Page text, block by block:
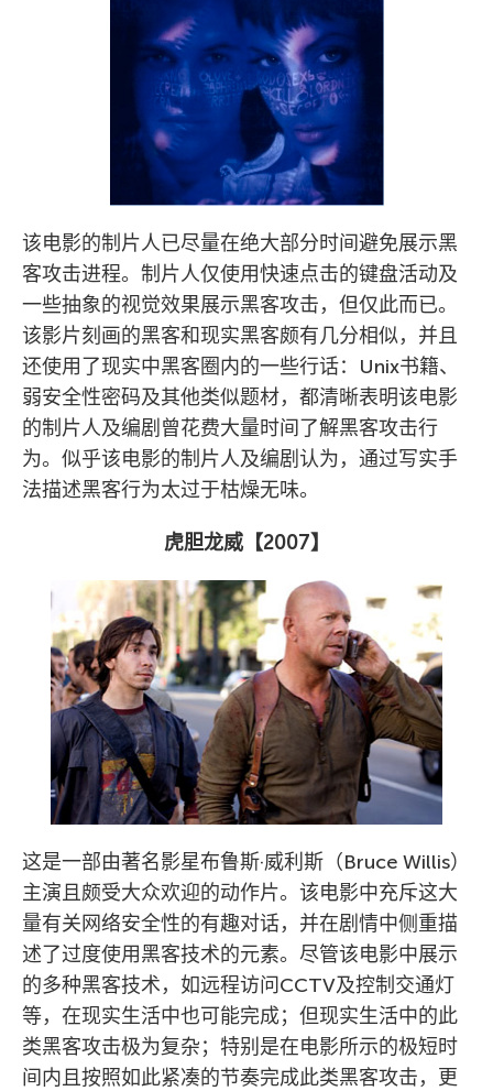
该电影的制片人已尽量在绝大部分时间避免展示黑
客攻击进程。制片人仅使用快速点击的键盘活动及
一些抽象的视觉效果展示黑客攻击，但仅此而已。
该影片刻画的黑客和现实黑客颇有几分相似，并且
还使用了现实中黑客圈内的一些行话：Unix书籍、
弱安全性密码及其他类似题材，都清晰表明该电影
的制片人及编剧曾花费大量时间了解黑客攻击行
为。似乎该电影的制片人及编剧认为，通过写实手
法描述黑客行为太过于枯燥无味。
虎胆龙威【2007】
这是一部由著名影星布鲁斯·威利斯（Bruce Willis）
主演且颇受大众欢迎的动作片。该电影中充斥这大
量有关网络安全性的有趣对话，并在剧情中侧重描
述了过度使用黑客技术的元素。尽管该电影中展示
的多种黑客技术，如远程访问CCTV及控制交通灯
等，在现实生活中也可能完成；但现实生活中的此
类黑客攻击极为复杂；特别是在电影所示的极短时
间内且按照如此紧凑的节奏完成此类黑客攻击，更